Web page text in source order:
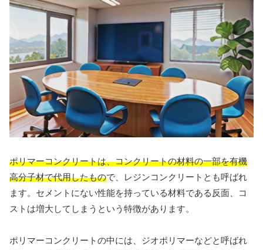
ポリマーコンクリートは、コンクリートの材料の一部を有機
高分子材で代用したもので、レジンコンクリートとも呼ばれ
ます。セメントにない性能を持っている材料である反面、コ
ストは増大してしまうという特徴があります。
ポリマーコンクリートの中には、ジオポリマーなどと呼ばれ